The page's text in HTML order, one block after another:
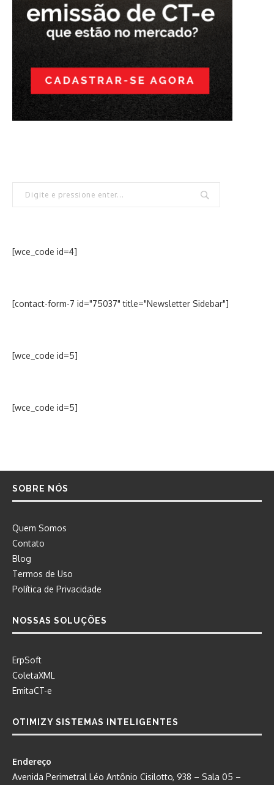
[wce_code id=4]
[contact-form-7 id="75037" title="Newsletter Sidebar"]
[wce_code id=5]
[wce_code id=5]
SOBRE NÓS
Quem Somos
Contato
Blog
Termos de Uso
Política de Privacidade
NOSSAS SOLUÇÕES
ErpSoft
ColetaXML
EmitaCT-e
OTIMIZY SISTEMAS INTELIGENTES
Endereço
Avenida Perimetral Léo Antônio Cisilotto, 938 – Sala 05 –